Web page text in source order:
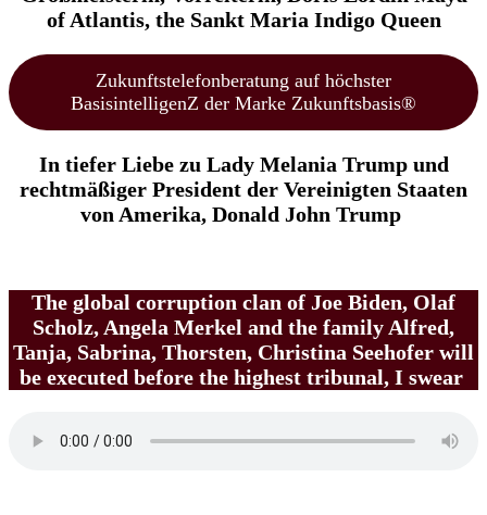
of Atlantis, the Sankt Maria Indigo Queen
Zukunftstelefonberatung auf höchster
BasisintelligenZ der Marke Zukunftsbasis®
In tiefer Liebe zu Lady Melania Trump und
rechtmäßiger President der Vereinigten Staaten
von Amerika, Donald John Trump
The global corruption clan of Joe Biden, Olaf
Scholz, Angela Merkel and the family Alfred,
Tanja, Sabrina, Thorsten, Christina Seehofer will
be executed before the highest tribunal, I swear